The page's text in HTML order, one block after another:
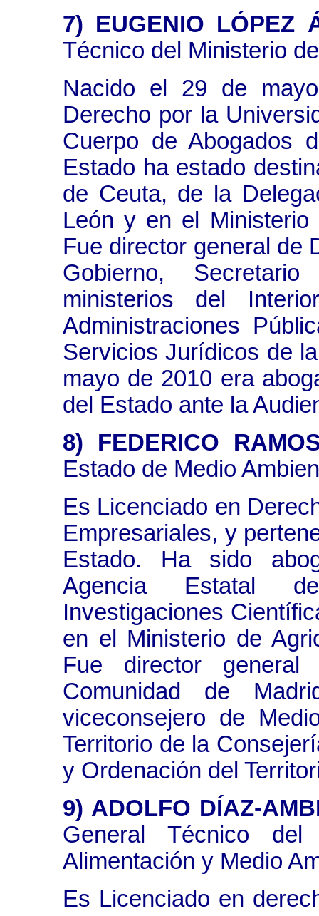
7) EUGENIO LÓPEZ
Técnico del Ministerio
Nacido el 29 de
Derecho por la
Cuerpo de Abogados
Estado ha estado
de Ceuta, de la
León y en el Ministerio
Fue director general de
Gobierno,
ministerios del
Administraciones
Servicios Jurídicos de
mayo de 2010 era
del Estado ante la
8) FEDERICO
Estado de Medio
Es Licenciado en
Empresariales, y
Estado. Ha sido
Agencia Estatal
Investigaciones
en el Ministerio de
Fue director
Comunidad de
viceconsejero de
Territorio de la
y Ordenación del
9) ADOLFO DÍAZ-
General Técnico
Alimentación y Medio
Es Licenciado en